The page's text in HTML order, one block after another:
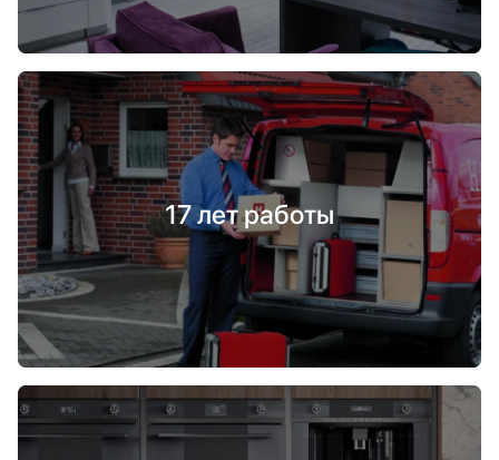
17 лет работы